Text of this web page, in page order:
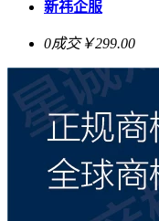
新祎企服
0成交￥299.00